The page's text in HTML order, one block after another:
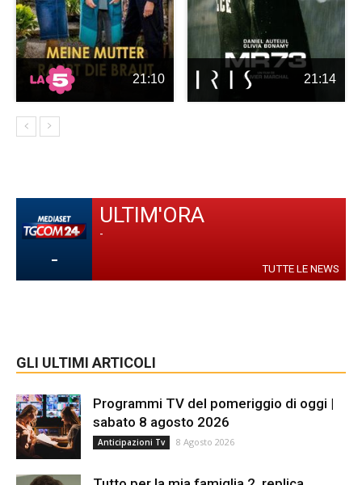
21:10 21:14
-
ULTIM'ORA
-
TUTTE LE NEWS
GLI ULTIMI ARTICOLI
Programmi TV del pomeriggio di oggi |
sabato 8 agosto 2026
Anticipazioni Tv 8 Agosto 2026